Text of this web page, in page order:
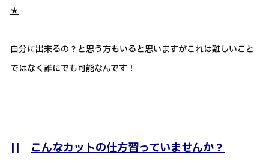
＊
自分に出来るの？と思う方もいると思いますがこれは難しいこと
ではなく誰にでも可能なんです！
|| こんなカットの仕方習っていませんか？